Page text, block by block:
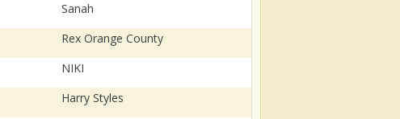
Sanah
Rex Orange County
NIKI
Harry Styles